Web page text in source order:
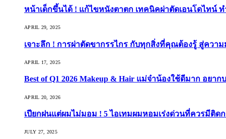
หน้าเด็กขึ้นได้ ! แก้ไขหนังตาตก เทคนิคผ่าตัดเอนโดไทน์
APRIL 29, 2025
เจาะลึก ! การผ่าตัดขากรรไกร กับทุกสิ่งที่คุณต้องรู้ สู่ควา
APRIL 17, 2025
Best of Q1 2026 Makeup & Hair แม่จ๋าน้องใช้ดีมาก อยาก
APRIL 20, 2026
เปียกฝนแต่ผมไม่มอม ! 5 ไอเทมผมหอมเร่งด่วนที่ควรมีติดก
JULY 27, 2025